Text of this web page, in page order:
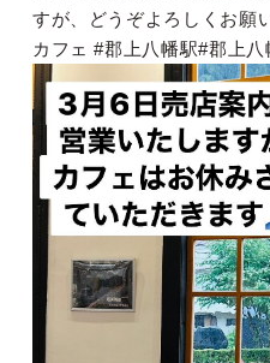
すが、どうぞよろしくお願
カフェ #郡上八幡駅#郡上八